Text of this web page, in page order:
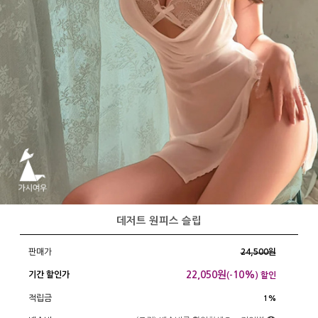
데저트 원피스 슬립
판매가 24,500원
기간 할인가 22,050원(- 10%) 할인
적립금 1%